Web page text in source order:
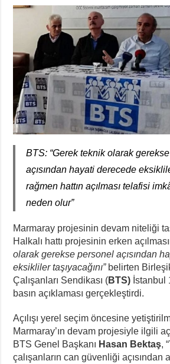
BTS: “Gerek teknik olarak
açısından hayati derecede
rağmen hattın açılması telafisi
neden olur”
Marmaray projesinin devam niteliği
Halkalı hattı projesinin erken
olarak gerekse personel açısından
eksikliler taşıyacağını”belirten Birleşik
Çalışanları Sendikası (BTS) İstanbul
basın açıklaması gerçekleştirdi.
Açılışı yerel seçim öncesine
Marmaray’ın devam projesiyle ilgili
BTS Genel Başkanı Hasan Bektaş,
çalışanların can güvenliği